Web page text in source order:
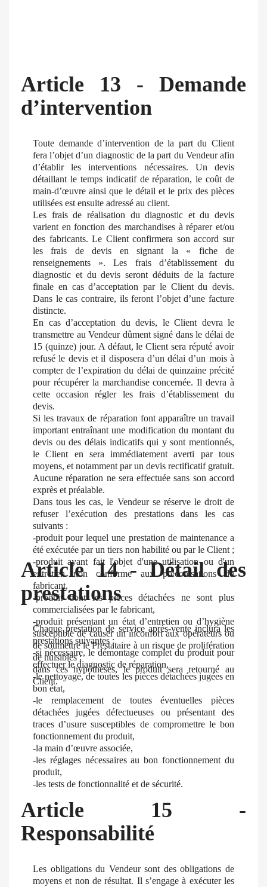
Article 13 - Demande
d’intervention
Toute demande d’intervention de la part du Client
fera l’objet d’un diagnostic de la part du Vendeur afin
d’établir les interventions nécessaires. Un devis
détaillant le temps indicatif de réparation, le coût de
main-d’œuvre ainsi que le détail et le prix des pièces
utilisées est ensuite adressé au client.
Les frais de réalisation du diagnostic et du devis
varient en fonction des marchandises à réparer et/ou
des fabricants. Le Client confirmera son accord sur
les frais de devis en signant la « fiche de
renseignements ». Les frais d’établissement du
diagnostic et du devis seront déduits de la facture
finale en cas d’acceptation par le Client du devis.
Dans le cas contraire, ils feront l’objet d’une facture
distincte.
En cas d’acceptation du devis, le Client devra le
transmettre au Vendeur dûment signé dans le délai de
15 (quinze) jour. A défaut, le Client sera réputé avoir
refusé le devis et il disposera d’un délai d’un mois à
compter de l’expiration du délai de quinzaine précité
pour récupérer la marchandise concernée. Il devra à
cette occasion régler les frais d’établissement du
devis.
Si les travaux de réparation font apparaître un travail
important entraînant une modification du montant du
devis ou des délais indicatifs qui y sont mentionnés,
le Client en sera immédiatement averti par tous
moyens, et notamment par un devis rectificatif gratuit.
Aucune réparation ne sera effectuée sans son accord
exprès et préalable.
Dans tous les cas, le Vendeur se réserve le droit de
refuser l’exécution des prestations dans les cas
suivants :
-produit pour lequel une prestation de maintenance a
été exécutée par un tiers non habilité ou par le Client ;
-produit ayant fait l'objet d'une utilisation ou d'un
entretien non conforme aux préconisations du
fabricant,
-produit dont les pièces détachées ne sont plus
commercialisées par le fabricant,
-produit présentant un état d’entretien ou d’hygiène
susceptible de causer un inconfort aux opérateurs ou
de soumettre le Prestataire à un risque de prolifération
de nuisibles ;
dans ces hypothèses, le produit sera retourné au
Client.
Article 14 - Détail des
prestations
Chaque prestation de service après-vente inclura les
prestations suivantes :
-si nécessaire, le démontage complet du produit pour
effectuer le diagnostic de réparation,
-le nettoyage, de toutes les pièces détachées jugées en
bon état,
-le remplacement de toutes éventuelles pièces
détachées jugées défectueuses ou présentant des
traces d’usure susceptibles de compromettre le bon
fonctionnement du produit,
-la main d’œuvre associée,
-les réglages nécessaires au bon fonctionnement du
produit,
-les tests de fonctionnalité et de sécurité.
Article 15 -
Responsabilité
Les obligations du Vendeur sont des obligations de
moyens et non de résultat. Il s’engage à exécuter les